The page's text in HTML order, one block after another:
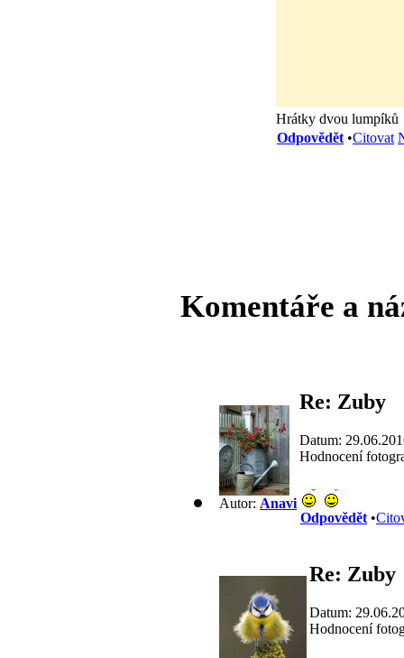
Hrátky dvou lumpíků
Odpovědět •Citovat
Komentáře a
Autor: Anavi
Re: Zuby
Datum:
Hodnocení
Odpovědět •
Re: Zuby
Datum:
Hodnocení